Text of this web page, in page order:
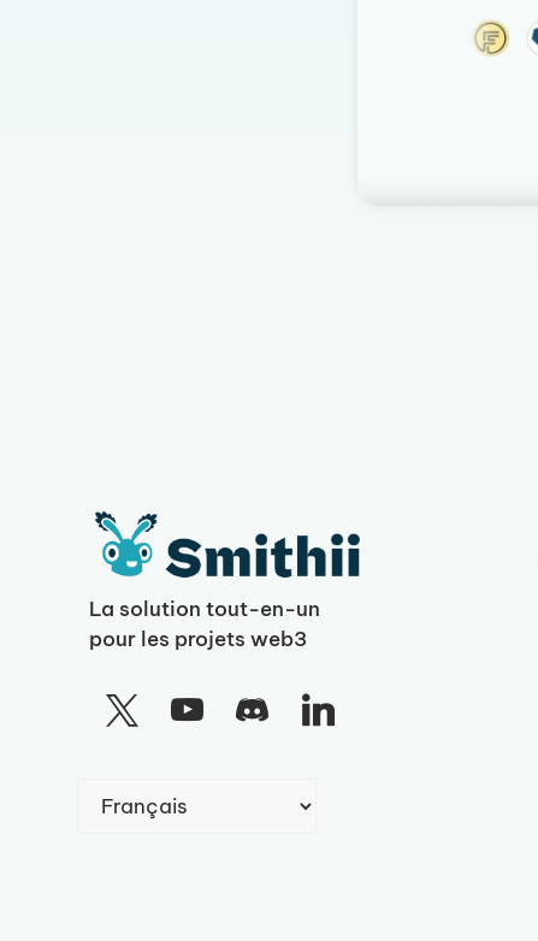
La solution tout-en-un
pour les projets web3
une